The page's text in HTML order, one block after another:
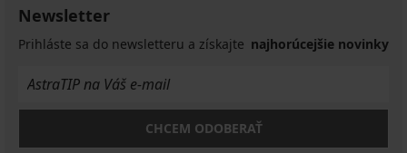
€Newsletter
Prihláste sa do newsletteru a získajte najhorúcejšie novinky
CHCEM ODOBERAŤ